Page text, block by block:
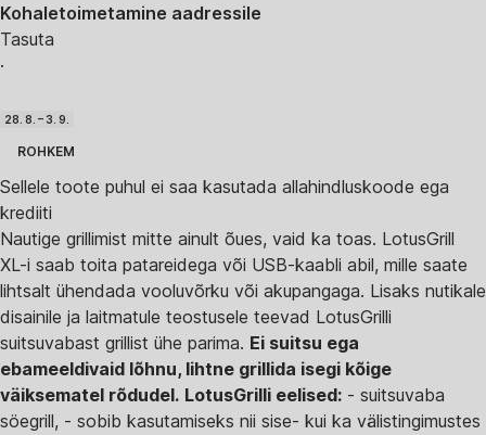
Kohaletoimetamine aadressile
Tasuta
·
28. 8. – 3. 9.
ROHKEM
Sellele toote puhul ei saa kasutada allahindluskoode ega
krediiti
Nautige grillimist mitte ainult õues, vaid ka toas. LotusGrill
XL-i saab toita patareidega või USB-kaabli abil, mille saate
lihtsalt ühendada vooluvõrku või akupangaga. Lisaks nutikale
disainile ja laitmatule teostusele teevad LotusGrilli
suitsuvabast grillist ühe parima. Ei suitsu ega
ebameeldivaid lõhnu, lihtne grillida isegi kõige
väiksematel rõdudel. LotusGrilli eelised: - suitsuvaba
söegrill, - sobib kasutamiseks nii sise- kui ka välistingimustes